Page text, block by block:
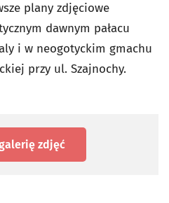
plany zdjęciowe
dawnym pałacu
i w neogotyckim gmachu
przy ul. Szajnochy.
zdjęć